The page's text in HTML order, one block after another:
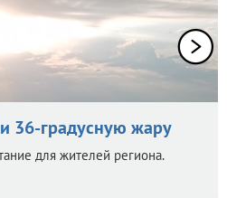
36-градусную жару
для жителей региона.